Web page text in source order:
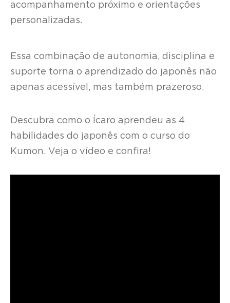
acompanhamento próximo e orientações
personalizadas.
Essa combinação de autonomia, disciplina e
suporte torna o aprendizado do japonês não
apenas acessível, mas também prazeroso.
Descubra como o Ícaro aprendeu as 4
habilidades do japonês com o curso do
Kumon. Veja o vídeo e confira!